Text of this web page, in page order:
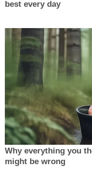
best every day
Why everything you
might be wrong